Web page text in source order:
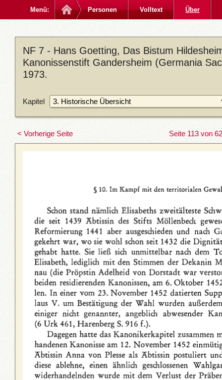
Menü: Personen Volltext Über
NF 7 - Hans Goetting, Das Bistum
Kanonissenstift Gandersheim (Germania
1973.
Kapitel
< Vorherige Seite Seite 113 von